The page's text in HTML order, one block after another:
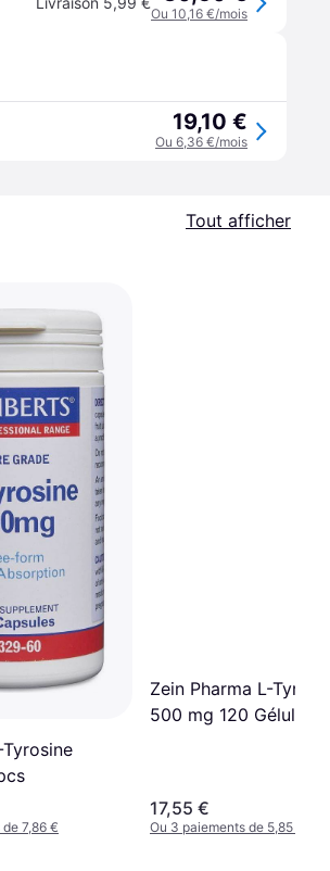
Ou 10,16 €/mois
19,10 €
Ou 6,36 €/mois
Tout afficher
7,86 €
Zein Pharma L-
500 mg 120 Gélules
17,55 €
Ou 3 paiements de 5,85 €